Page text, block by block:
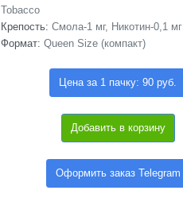
Tobacco
Крепость: Смола-1 мг, Никотин-0,1 мг
Формат: Queen Size (компакт)
Цена за 1 пачку: 90 руб.
Добавить в корзину
Оформить заказ Telegram